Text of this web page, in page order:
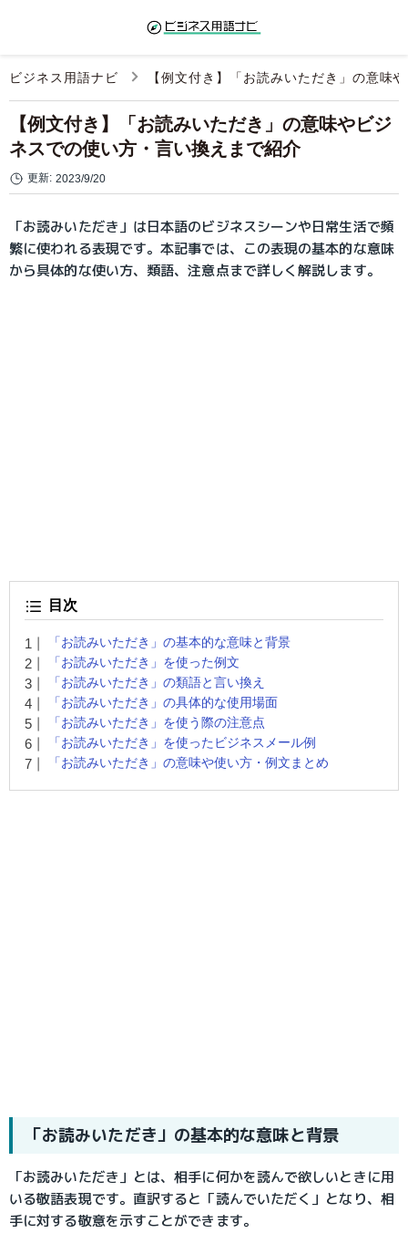
ビジネス用語ナビ 【例文付き】「お読みいただき」の意味
【例文付き】「お読みいただき」の意味やビジ
ネスでの使い方・言い換えまで紹介
更新: 2023/9/20
「お読みいただき」は日本語のビジネスシーンや日常生活で頻
繁に使われる表現です。本記事では、この表現の基本的な意味
から具体的な使い方、類語、注意点まで詳しく解説します。
目次
「お読みいただき」の基本的な意味と背景
「お読みいただき」を使った例文
「お読みいただき」の類語と言い換え
「お読みいただき」の具体的な使用場面
「お読みいただき」を使う際の注意点
「お読みいただき」を使ったビジネスメール例
「お読みいただき」の意味や使い方・例文まとめ
「お読みいただき」の基本的な意味と背景
「お読みいただき」とは、相手に何かを読んで欲しいときに用
いる敬語表現です。直訳すると「読んでいただく」となり、相
手に対する敬意を示すことができます。